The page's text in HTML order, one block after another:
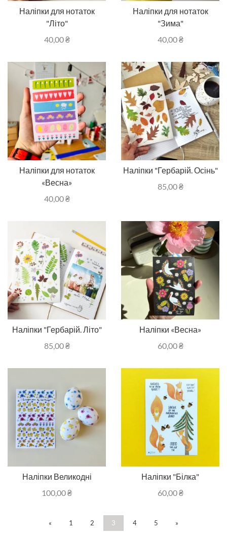
Наліпки для нотаток
"Літо"
40,00₴
Наліпки для нотаток
"Зима"
40,00₴
Наліпки для нотаток
«Весна»
40,00₴
Наліпки "Гербарій. Осінь"
85,00₴
Наліпки "Гербарій. Літо"
85,00₴
Наліпки «Весна»
60,00₴
Наліпки Великодні
100,00₴
Наліпки "Білка"
60,00₴
« 1 2 3 4 5 »